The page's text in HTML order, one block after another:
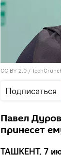
CC BY 2.0 /
Подписаться
Павел
принесет
ТАШКЕНТ, 7